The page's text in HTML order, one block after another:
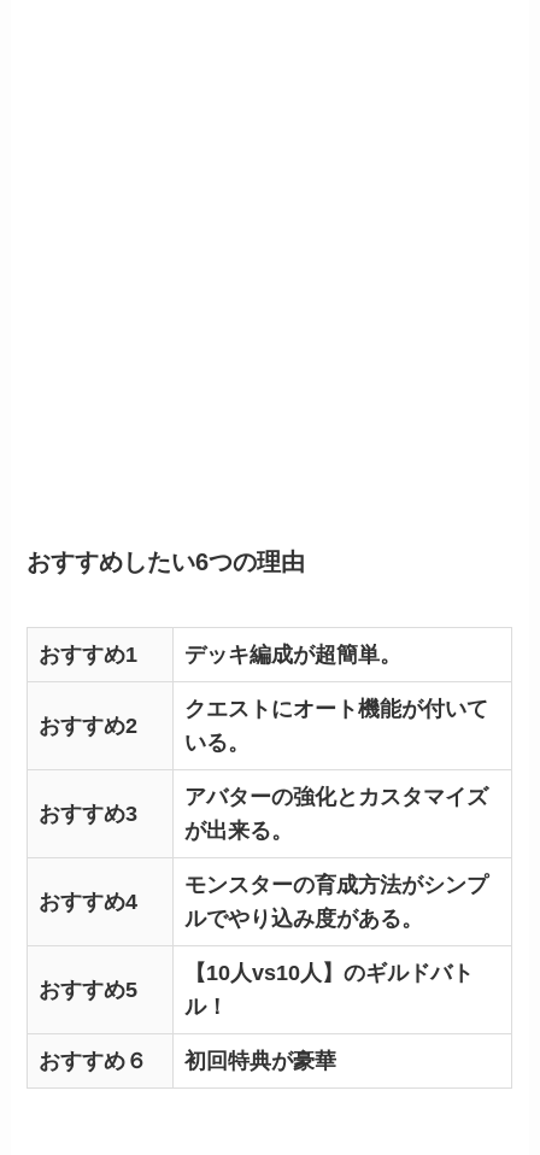
おすすめしたい6つの理由
おすすめ1 デッキ編成が超簡単。
おすすめ2
クエストにオート機能が付いて
いる。
おすすめ3
アバターの強化とカスタマイズ
が出来る。
おすすめ4
モンスターの育成方法がシンプ
ルでやり込み度がある。
おすすめ5
【10人vs10人】のギルドバト
ル！
おすすめ６ 初回特典が豪華